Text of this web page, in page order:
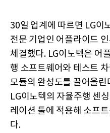
30일 업계에 따르면 LG이
전문 기업인 어플라이드
체결했다. LG이노텍은 어
행 소프트웨어와 테스트
모듈의 완성도를 끌어올린
LG이노텍의 자율주행 센
레이션 툴에 적용해 소프
다.